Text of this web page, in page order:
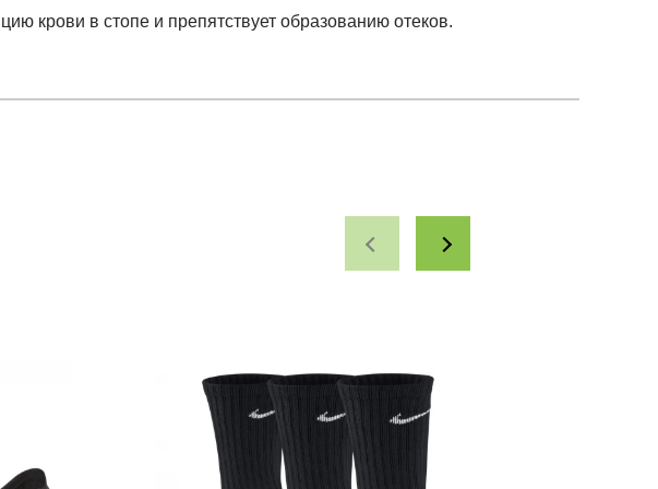
крови в стопе и препятствует образованию отеков.